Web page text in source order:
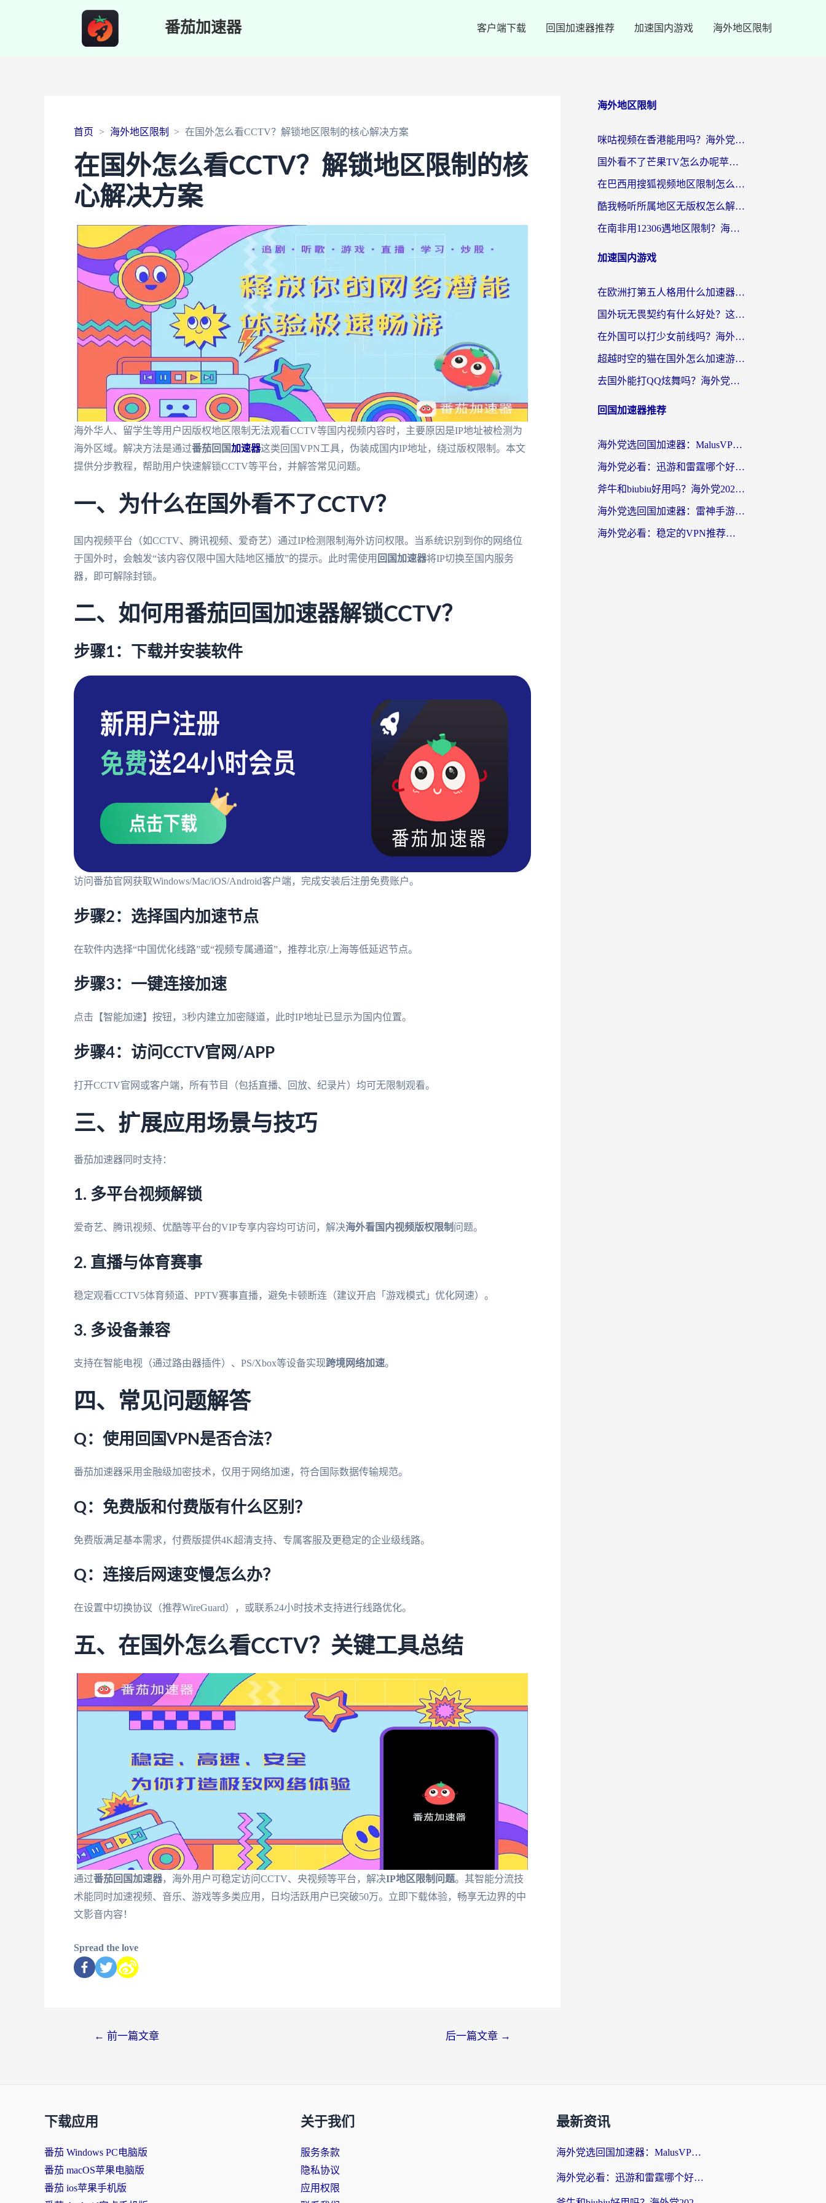
番茄加速器 客户端下载 回国加速器推荐 加速国内游戏 海外地区限制
首页 海外地区限制 在国外怎么看CCTV？解锁地区限制的核心解决方案
在国外怎么看CCTV？解锁地区限制的核
心解决方案
海外华人、留学生等用户因版权地区限制无法观看CCTV等国内视频内容时，主要原因是IP地址被检测为
海外区域。解决方法是通过番茄回国加速器这类回国VPN工具，伪装成国内IP地址，绕过版权限制。本文
提供分步教程，帮助用户快速解锁CCTV等平台，并解答常见问题。
一、为什么在国外看不了CCTV？
国内视频平台（如CCTV、腾讯视频、爱奇艺）通过IP检测限制海外访问权限。当系统识别到你的网络位
于国外时，会触发“该内容仅限中国大陆地区播放”的提示。此时需使用 回国加速器将IP切换至国内服务
器，即可解除封锁。
二、如何用番茄回国加速器解锁CCTV？
步骤1：下载并安装软件
访问番茄官网获取Windows/Mac/iOS/Android客户端，完成安装后注册免费账户。
步骤2：选择国内加速节点
在软件内选择“中国优化线路”或“视频专属通道”，推荐北京/上海等低延迟节点。
步骤3：一键连接加速
点击【智能加速】按钮，3秒内建立加密隧道，此时IP地址已显示为国内位置。
步骤4：访问CCTV官网/APP
打开CCTV官网或客户端，所有节目（包括直播、回放、纪录片）均可无限制观看。
三、扩展应用场景与技巧
番茄加速器同时支持：
1. 多平台视频解锁
爱奇艺、腾讯视频、优酷等平台的VIP专享内容均可访问，解决海外看国内视频版权限制 问题。
2. 直播与体育赛事
稳定观看CCTV5体育频道、PPTV赛事直播，避免卡顿断连（建议开启「游戏模式」优化网速）。
3. 多设备兼容
支持在智能电视（通过路由器插件）、PS/Xbox等设备实现跨境网络加速。
四、常见问题解答
Q：使用回国VPN是否合法？
番茄加速器采用金融级加密技术，仅用于网络加速，符合国际数据传输规范。
Q：免费版和付费版有什么区别？
免费版满足基本需求，付费版提供4K超清支持、专属客服及更稳定的企业级线路。
Q：连接后网速变慢怎么办？
在设置中切换协议（推荐WireGuard），或联系24小时技术支持进行线路优化。
五、在国外怎么看CCTV？关键工具总结
通过番茄回国加速器，海外用户可稳定访问CCTV、央视频等平台，解决IP地区限制问题。其智能分流技
术能同时加速视频、音乐、游戏等多类应用，日均活跃用户已突破50万。立即下载体验，畅享无边界的中
文影音内容！
Spread the love
← 前一篇文章 后一篇文章 →
海外地区限制
咪咕视频在香港能用吗？海外党亲测有效的回国加速方案来了
国外看不了芒果TV怎么办呢苹果手机？海外党追剧游戏的全能解决方案
在巴西用搜狐视频地区限制怎么办？3步解决海外看国内剧的烦恼
酷我畅听所属地区无版权怎么解决？海外党必看的回国加速全攻略
在南非用12306遇地区限制？海外华人必看的回国加速全攻略（附B站芒果TV解锁技巧）
加速国内游戏
在欧洲打第五人格用什么加速器好？海外党亲测有效的国服游戏加速方案
国外玩无畏契约有什么好处？这份海外国服游戏加速指南帮你解决90%的卡顿问题
在外国可以打少女前线吗？海外党国服游戏畅玩终极指南（附避坑技巧）
超越时空的猫在国外怎么加速游戏？海外玩家国服畅玩终极指南
去国外能打QQ炫舞吗？海外党国服游戏不卡顿的终极指南
回国加速器推荐
海外党选回国加速器：MalusVPN好用吗？和快帆VPN哪个好？附真实对比与避坑指南
海外党必看：迅游和雷霆哪个好？3分钟教你选对回国加速器，无缝刷国内剧玩手游
斧牛和biubiu好用吗？海外党2026亲测回国加速器指南，附番茄加速器深度体验
海外党选回国加速器：雷神手游和洞见哪个好？附iPhone免费VPN推荐及ChickCNUfunR实测
海外党必看：稳定的VPN推荐及回国加速器选择全攻略——告别地域限制，轻松刷国内资源
下载应用
番茄 Windows PC电脑版
番茄 macOS苹果电脑版
番茄 ios苹果手机版
关于我们
服务条款
隐私协议
应用权限
最新资讯
海外党选回国加速器：MalusVPN好用吗？和快帆VPN哪个好？附真实对比与避坑指南
海外党必看：迅游和雷霆哪个好？3分钟教你选对回国加速器，无缝刷国内剧玩手游